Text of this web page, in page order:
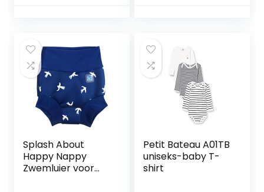
Splash About
Happy Nappy
Zwemluier voor
Petit Bateau A01TB
uniseks-baby T-
shirt